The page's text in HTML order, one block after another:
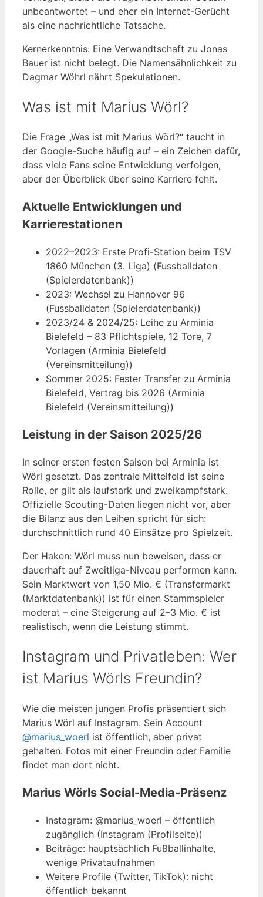
unbeantwortet – und eher ein Internet-Gerücht
als eine nachrichtliche Tatsache.
Kernerkenntnis: Eine Verwandtschaft zu Jonas
Bauer ist nicht belegt. Die Namensähnlichkeit zu
Dagmar Wöhrl nährt Spekulationen.
Was ist mit Marius Wörl?
Die Frage „Was ist mit Marius Wörl?“ taucht in
der Google-Suche häufig auf – ein Zeichen dafür,
dass viele Fans seine Entwicklung verfolgen,
aber der Überblick über seine Karriere fehlt.
Aktuelle Entwicklungen und
Karrierestationen
2022–2023: Erste Profi-Station beim TSV
1860 München (3. Liga) (Fussballdaten
(Spielerdatenbank))
2023: Wechsel zu Hannover 96
(Fussballdaten (Spielerdatenbank))
2023/24 & 2024/25: Leihe zu Arminia
Bielefeld – 83 Pflichtspiele, 12 Tore, 7
Vorlagen (Arminia Bielefeld
(Vereinsmitteilung))
Sommer 2025: Fester Transfer zu Arminia
Bielefeld, Vertrag bis 2026 (Arminia
Bielefeld (Vereinsmitteilung))
Leistung in der Saison 2025/26
In seiner ersten festen Saison bei Arminia ist
Wörl gesetzt. Das zentrale Mittelfeld ist seine
Rolle, er gilt als laufstark und zweikampfstark.
Offizielle Scouting-Daten liegen nicht vor, aber
die Bilanz aus den Leihen spricht für sich:
durchschnittlich rund 40 Einsätze pro Spielzeit.
Der Haken: Wörl muss nun beweisen, dass er
dauerhaft auf Zweitliga-Niveau performen kann.
Sein Marktwert von 1,50 Mio. € (Transfermarkt
(Marktdatenbank)) ist für einen Stammspieler
moderat – eine Steigerung auf 2–3 Mio. € ist
realistisch, wenn die Leistung stimmt.
Instagram und Privatleben: Wer
ist Marius Wörls Freundin?
Wie die meisten jungen Profis präsentiert sich
Marius Wörl auf Instagram. Sein Account
@marius_woerl ist öffentlich, aber privat
gehalten. Fotos mit einer Freundin oder Familie
findet man dort nicht.
Marius Wörls Social-Media-Präsenz
Instagram: @marius_woerl – öffentlich
zugänglich (Instagram (Profilseite))
Beiträge: hauptsächlich Fußballinhalte,
wenige Privataufnahmen
Weitere Profile (Twitter, TikTok): nicht
öffentlich bekannt